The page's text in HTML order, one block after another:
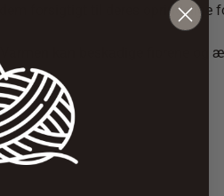
forsigtigt til deres oprindelige
kan beskadige fibrene og